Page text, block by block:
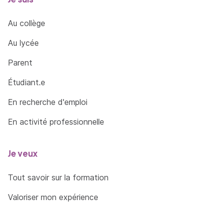
Au collège
Au lycée
Parent
Étudiant.e
En recherche d'emploi
En activité professionnelle
Je veux
Tout savoir sur la formation
Valoriser mon expérience